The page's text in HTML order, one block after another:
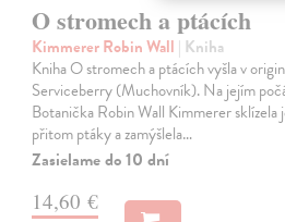
O stromech a ptácích
Kimmerer Robin Wall | Kniha
Kniha O stromech a ptácích vyšla v
Serviceberry (Muchovník). Na jejím
Botanička Robin Wall Kimmerer sklízela
přitom ptáky a zamýšlela…
Zasielame do 10 dní
14,60 €